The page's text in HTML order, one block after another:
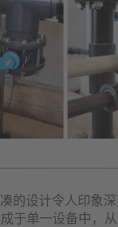
凑的设计令人印象
于单一设备中，